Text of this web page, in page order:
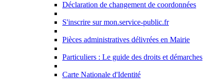
Déclaration de changement de coordonnées
S'inscrire sur mon.service-public.fr
Pièces administratives délivrées en Mairie
Particuliers : Le guide des droits et démarches
Carte Nationale d'Identité